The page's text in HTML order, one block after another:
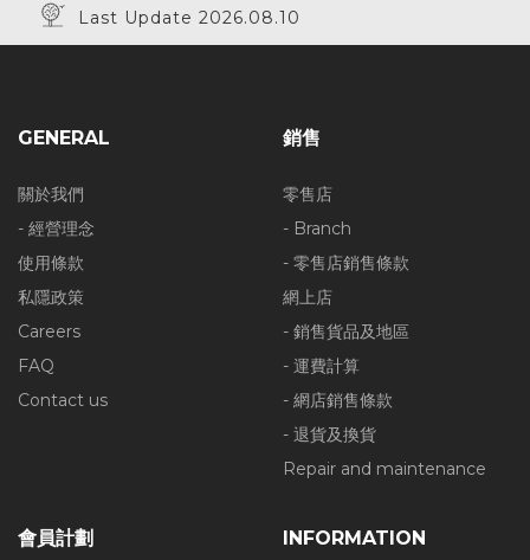
Last Update 2026.08.10
GENERAL
關於我們
- 經營理念
使用條款
私隱政策
Careers
FAQ
Contact us
銷售
零售店
- Branch
- 零售店銷售條款
網上店
- 銷售貨品及地區
- 運費計算
- 網店銷售條款
- 退貨及換貨
Repair and maintenance
會員計劃 INFORMATION